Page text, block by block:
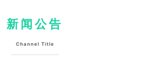
新闻公告
Channel Title